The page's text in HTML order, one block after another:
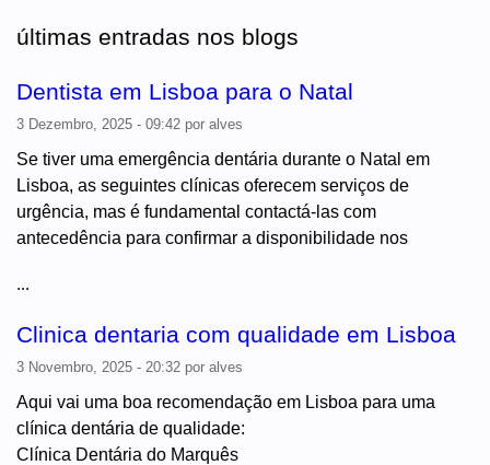
últimas entradas nos blogs
Dentista em Lisboa para o Natal
3 Dezembro, 2025 - 09:42 por alves
Se tiver uma emergência dentária durante o Natal em
Lisboa, as seguintes clínicas oferecem serviços de
urgência, mas é fundamental contactá-las com
antecedência para confirmar a disponibilidade nos
...
Clinica dentaria com qualidade em Lisboa
3 Novembro, 2025 - 20:32 por alves
Aqui vai uma boa recomendação em Lisboa para uma
clínica dentária de qualidade:
Clínica Dentária do Marquês